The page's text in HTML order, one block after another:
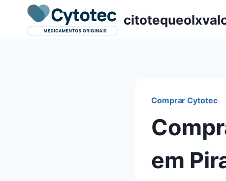
Comprar Cytotec
em